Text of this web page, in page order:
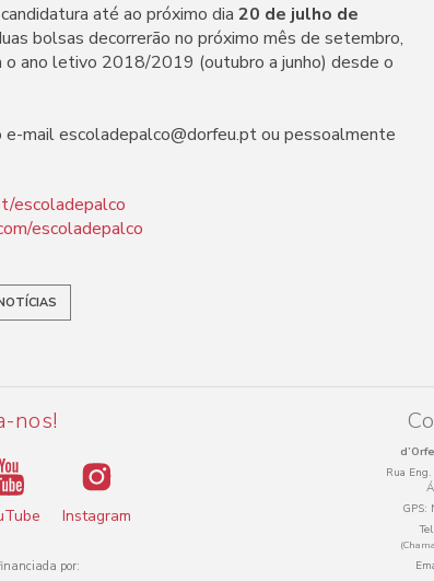
até ao próximo dia 20 de julho de
bolsas decorrerão no próximo mês de setembro,
ano letivo 2018/2019 (outubro a junho) desde o
mail escoladepalco@dorfeu.pt ou pessoalmente
escoladepalco
escoladepalco
nos!
Instagram
por:
Rua
GPS:
Tel: